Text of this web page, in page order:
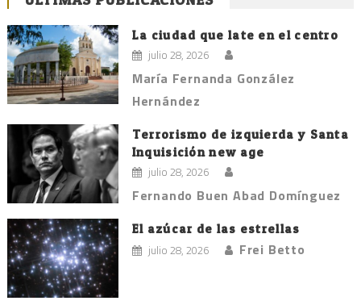
La ciudad que late en el centro
julio 28, 2026
María Fernanda González
Hernández
Terrorismo de izquierda y Santa
Inquisición new age
julio 28, 2026
Fernando Buen Abad Domínguez
El azúcar de las estrellas
julio 28, 2026 Frei Betto